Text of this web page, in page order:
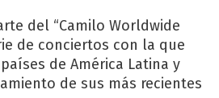
del “Camilo Worldwide
de conciertos con la que
de América Latina y
de sus más recientes